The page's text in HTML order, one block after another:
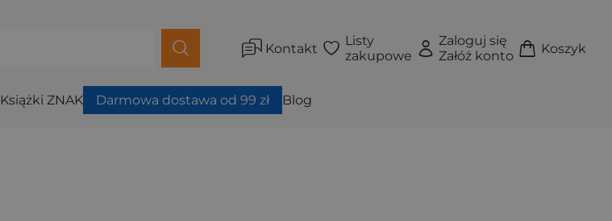
Kontakt
Listy
zakupowe
Zaloguj się
Załóż konto
Koszyk
Książki ZNAK Darmowa dostawa od 99 zł Blog